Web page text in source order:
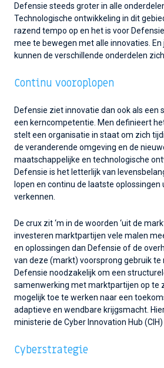
Defensie steeds groter in alle
Technologische ontwikkeling in dit
razend tempo op en het is voor
mee te bewegen met alle innovaties. En
kunnen de verschillende onderdelen
Continu vooroplopen
Defensie ziet innovatie dan ook als een
een kerncompetentie. Men definieert
stelt een organisatie in staat om zich
de veranderende omgeving en de
maatschappelijke en technologische
Defensie is het letterlijk van
lopen en continu de laatste oplossingen
verkennen.
De crux zit ‘m in de woorden ‘uit de
investeren marktpartijen vele malen
en oplossingen dan Defensie of de
van deze (markt) voorsprong gebruik te
Defensie noodzakelijk om een
samenwerking met marktpartijen op te
mogelijk toe te werken naar een
adaptieve en wendbare krijgsmacht.
ministerie de Cyber Innovation Hub
Cyberstrategie